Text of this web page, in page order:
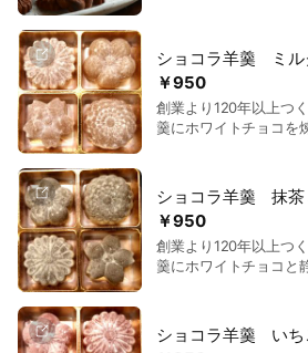
ているので、健康を気
のおしゃれスイーツで
￥950
ショコラ羊羹 ミル
創業より120年以上つ
羹にホワイトチョコを
コレートとは違う品の
す。
￥950
ショコラ羊羹 抹茶
創業より120年以上つ
羹にホワイトチョコと
ショコラ羊羹 いち